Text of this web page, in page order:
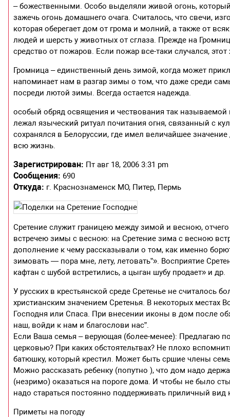
– божественными. Особо выделяли живой огонь,
зажечь огонь домашнего очага. Считалось, что свечи,
которая оберегает дом от грома и молний, а также от
людей и шерсть у животных от сглаза. Прежде на
средство от пожаров. Если пожар все-таки случался,
Громница – единственный день зимой, когда может
напоминает нам в разгар зимы о том, что даже среди
посреди лютой зимы. Всегда остается надежда.
особый обряд освящения и чествования так
лежал языческий ритуал почитания огня, связанный с
сохранялся в Белоруссии, где имел величайшее
всю жизнь.
Зарегистрирован: Пт авг 18, 2006 3:31 pm
Сообщения: 690
Откуда: г. Краснознаменск МО, Питер, Пермь
Сретение служит границею между зимой и весною,
встречею зимы с весною: на Сретение зима с весною
дополнение к чему рассказывали о том, как именно
зимовать — пора мне, лету, летовать”». Восприятие
кафтан с шубой встретились, а цыган шубу продает» и др.
У русских в крестьянской среде Сретенье не
христианским значением Сретенья. В некоторых местах
Господня или Спаса. При внесении иконы в дом после
наш, войди к нам и благослови нас”.
Если Ваша семья – верующая (более-менее): Предлагаю
церковью? При каких обстоятельтвах? Не плохо
батюшку, который крестил. Может быть сршие члены
Можно рассказать ребенку (попутно ), что дом надо
(незримо) оказаться на пороге дома. И чтобы не было
надо стараться постоянно поддерживать приличный вид
Приметы на погоду